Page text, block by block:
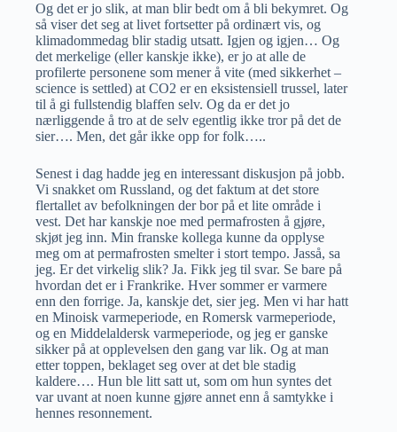
Og det er jo slik, at man blir bedt om å bli bekymret. Og
så viser det seg at livet fortsetter på ordinært vis, og
klimadommedag blir stadig utsatt. Igjen og igjen… Og
det merkelige (eller kanskje ikke), er jo at alle de
profilerte personene som mener å vite (med sikkerhet –
science is settled) at CO2 er en eksistensiell trussel, later
til å gi fullstendig blaffen selv. Og da er det jo
nærliggende å tro at de selv egentlig ikke tror på det de
sier…. Men, det går ikke opp for folk…..
Senest i dag hadde jeg en interessant diskusjon på jobb.
Vi snakket om Russland, og det faktum at det store
flertallet av befolkningen der bor på et lite område i
vest. Det har kanskje noe med permafrosten å gjøre,
skjøt jeg inn. Min franske kollega kunne da opplyse
meg om at permafrosten smelter i stort tempo. Jasså, sa
jeg. Er det virkelig slik? Ja. Fikk jeg til svar. Se bare på
hvordan det er i Frankrike. Hver sommer er varmere
enn den forrige. Ja, kanskje det, sier jeg. Men vi har hatt
en Minoisk varmeperiode, en Romersk varmeperiode,
og en Middelaldersk varmeperiode, og jeg er ganske
sikker på at opplevelsen den gang var lik. Og at man
etter toppen, beklaget seg over at det ble stadig
kaldere…. Hun ble litt satt ut, som om hun syntes det
var uvant at noen kunne gjøre annet enn å samtykke i
hennes resonnement.